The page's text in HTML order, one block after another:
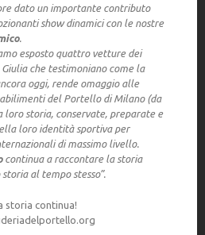
dato un importante contributo
show dinamici con le nostre
.
esposto quattro vetture dei
che testimoniano come la
oggi, rende omaggio alle
del Portello di Milano (da
loro storia, conservate, preparate e
loro identità sportiva per
di massimo livello.
continua a raccontare la storia
al tempo stesso”.
storia continua!